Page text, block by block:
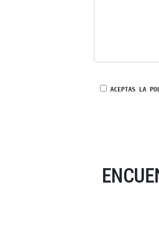
ACEPTAS LA